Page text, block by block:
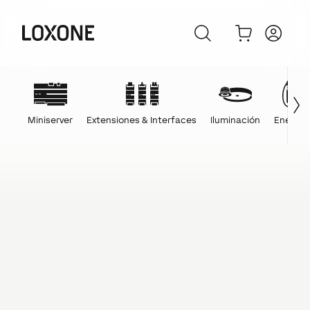
Miniserver Extensiones & Interfaces Iluminación Energía